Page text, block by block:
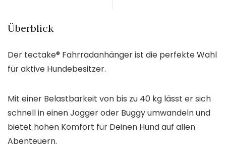
Überblick
Der tectake® Fahrradanhänger ist die perfekte Wahl
für aktive Hundebesitzer.
Mit einer Belastbarkeit von bis zu 40 kg lässt er sich
schnell in einen Jogger oder Buggy umwandeln und
bietet hohen Komfort für Deinen Hund auf allen
Abenteuern.